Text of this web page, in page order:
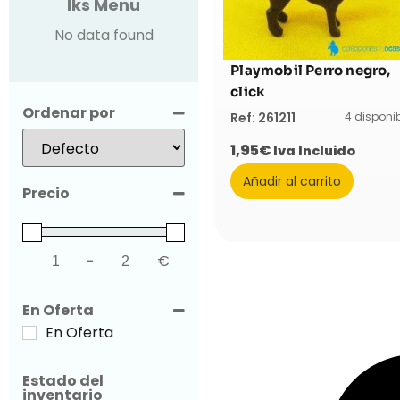
Iks Menu
No data found
Ordenar por
Sort Products
Precio
Minimum Price
- Maximum Price
€
En Oferta
En Oferta
Estado del
inventario
Playmobil Perro negro,
click
Ref: 261211 4
1,95€ Iva Incluido
Añadir al carrito